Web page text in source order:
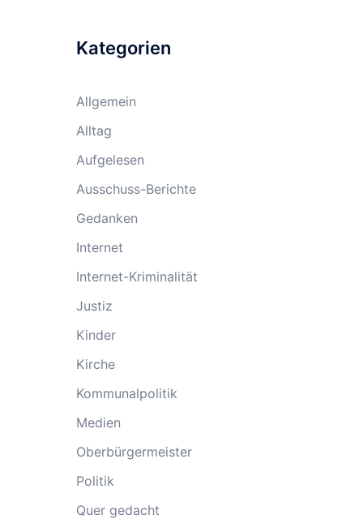
Kategorien
Allgemein
Alltag
Aufgelesen
Ausschuss-Berichte
Gedanken
Internet
Internet-Kriminalität
Justiz
Kinder
Kirche
Kommunalpolitik
Medien
Oberbürgermeister
Politik
Quer gedacht